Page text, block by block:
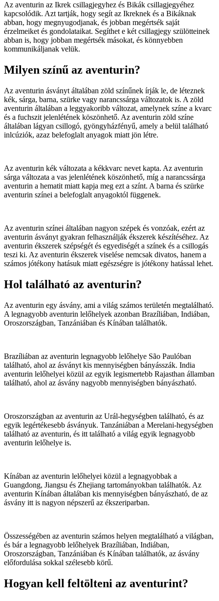
Az aventurin az Ikrek csillagjegyhez és Bikák csillagjegyéhez
kapcsolódik. Azt tartják, hogy segít az Ikreknek és a Bikáknak
abban, hogy megnyugodjanak, és jobban megértsék saját
érzelmeiket és gondolataikat. Segíthet e két csillagjegy szülötteinek
abban is, hogy jobban megértsék másokat, és könnyebben
kommunikáljanak velük.
Milyen színű az aventurin?
Az aventurin ásványt általában zöld színűnek írják le, de léteznek
kék, sárga, barna, szürke vagy narancssárga változatok is. A zöld
aventurin általában a leggyakoribb változat, amelynek színe a kvarc
és a fuchszit jelenlétének köszönhető. Az aventurin zöld színe
általában lágyan csillogó, gyöngyházfényű, amely a belül található
inlcúziók, azaz belefoglalt anyagok miatt jön létre.
Az aventurin kék változata a kékkvarc nevet kapta. Az aventurin
sárga változata a vas jelenlétének köszönhető, míg a narancssárga
aventurin a hematit miatt kapja meg ezt a színt. A barna és szürke
aventurin színei a belefoglalt anyagoktól függenek.
Az aventurin színei általában nagyon szépek és vonzóak, ezért az
aventurin ásványt gyakran felhasználják ékszerek készítéséhez. Az
aventurin ékszerek szépségét és egyediségét a színek és a csillogás
teszi ki. Az aventurin ékszerek viselése nemcsak divatos, hanem a
számos jótékony hatásuk miatt egészségre is jótékony hatással lehet.
Hol található az aventurin?
Az aventurin egy ásvány, ami a világ számos területén megtalálható.
A legnagyobb aventurin lelőhelyek azonban Brazíliában, Indiában,
Oroszországban, Tanzániában és Kínában találhatók.
Brazíliában az aventurin legnagyobb lelőhelye São Paulóban
található, ahol az ásványt kis mennyiségben bányásszák. India
aventurin lelőhelyei közül az egyik legismertebb Rajasthan államban
található, ahol az ásvány nagyobb mennyiségben bányászható.
Oroszországban az aventurin az Urál-hegységben található, és az
egyik legértékesebb ásványuk. Tanzániában a Merelani-hegységben
található az aventurin, és itt található a világ egyik legnagyobb
aventurin lelőhelye is.
Kínában az aventurin lelőhelyei közül a legnagyobbak a
Guangdong, Jiangsu és Zhejiang tartományokban találhatók. Az
aventurin Kínában általában kis mennyiségben bányászható, de az
ásvány itt is nagyon népszerű az ékszeriparban.
Összességében az aventurin számos helyen megtalálható a világban,
és bár a legnagyobb lelőhelyek Brazíliában, Indiában,
Oroszországban, Tanzániában és Kínában találhatók, az ásvány
előfordulása sokkal szélesebb körű.
Hogyan kell feltölteni az aventurint?